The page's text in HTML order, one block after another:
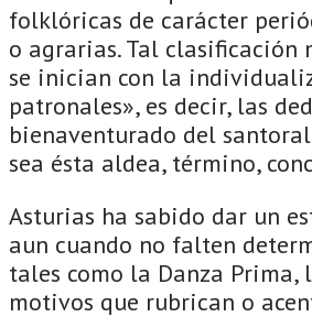
folklóricas de carácter
o agrarias. Tal clasificación
se inician con la
patronales», es decir, las
bienaventurado del
sea ésta aldea, término,
Asturias ha sabido dar un
aun cuando no falten
tales como la Danza
motivos que rubrican o